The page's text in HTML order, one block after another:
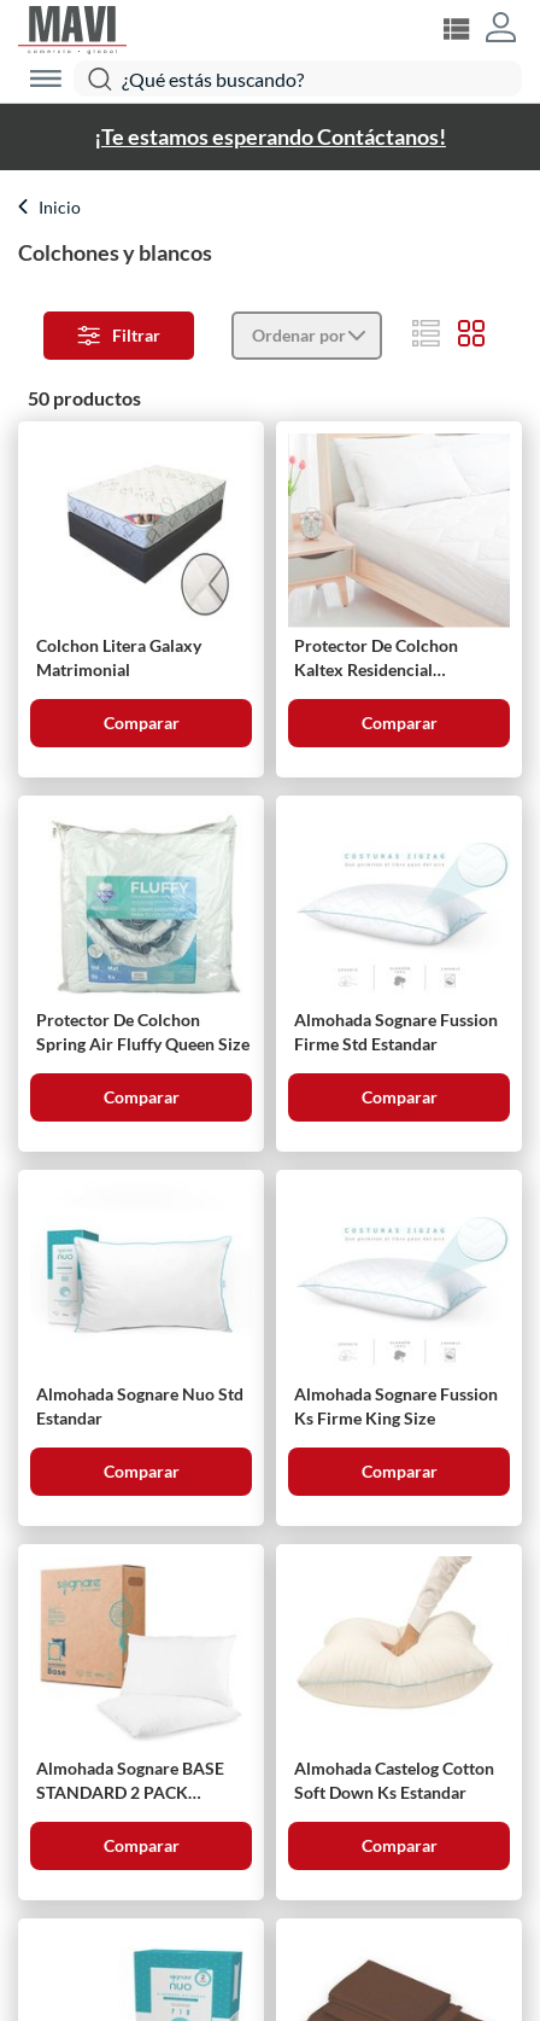
¡Te estamos esperando Contáctanos!
Inicio
Colchones y blancos
Filtrar Ordenar por
50 productos
Colchon Litera Galaxy
Matrimonial
Comparar
Protector De Colchon
Kaltex Residencial
Comparar
Protector De Colchon
Spring Air Fluffy Queen Size
Comparar
Almohada Sognare Fussion
Firme Std Estandar
Comparar
Almohada Sognare Nuo Std
Estandar
Comparar
Almohada Sognare Fussion
Ks Firme King Size
Comparar
Almohada Sognare BASE
STANDARD 2 PACK
Comparar
Almohada Castelog Cotton
Soft Down Ks Estandar
Comparar